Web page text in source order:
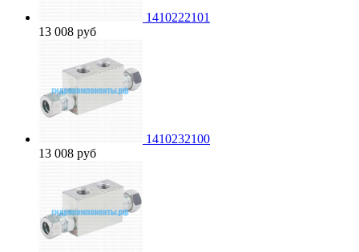
1410222101
13 008 руб
1410232100
13 008 руб